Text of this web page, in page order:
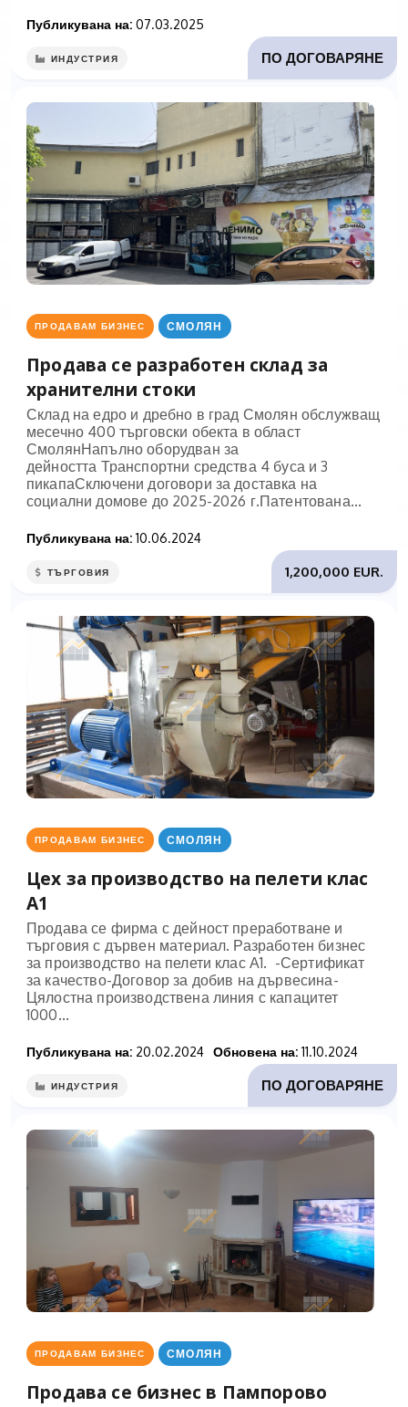
Публикувана на: 07.03.2025
ПО ДОГОВАРЯНЕ
ИНДУСТРИЯ
ПРОДАВАМ БИЗНЕС СМОЛЯН
Продава се разработен склад за
хранителни стоки
Склад на едро и дребно в град Смолян обслужващ
месечно 400 търговски обекта в област
СмолянНапълно оборудван за
дейността Транспортни средства 4 буса и 3
пикапаСключени договори за доставка на
социални домове до 2025-2026 г.Патентована...
Публикувана на: 10.06.2024
1,200,000 EUR.
ТЪРГОВИЯ
ПРОДАВАМ БИЗНЕС СМОЛЯН
Цех за производство на пелети клас
А1
Продава се фирма с дейност преработване и
търговия с дървен материал. Разработен бизнес
за производство на пелети клас А1. -Сертификат
за качество-Договор за добив на дървесина-
Цялостна производствена линия с капацитет
1000...
Публикувана на: 20.02.2024 Обновена на: 11.10.2024
ПО ДОГОВАРЯНЕ
ИНДУСТРИЯ
ПРОДАВАМ БИЗНЕС СМОЛЯН
Продава се бизнес в Пампорово